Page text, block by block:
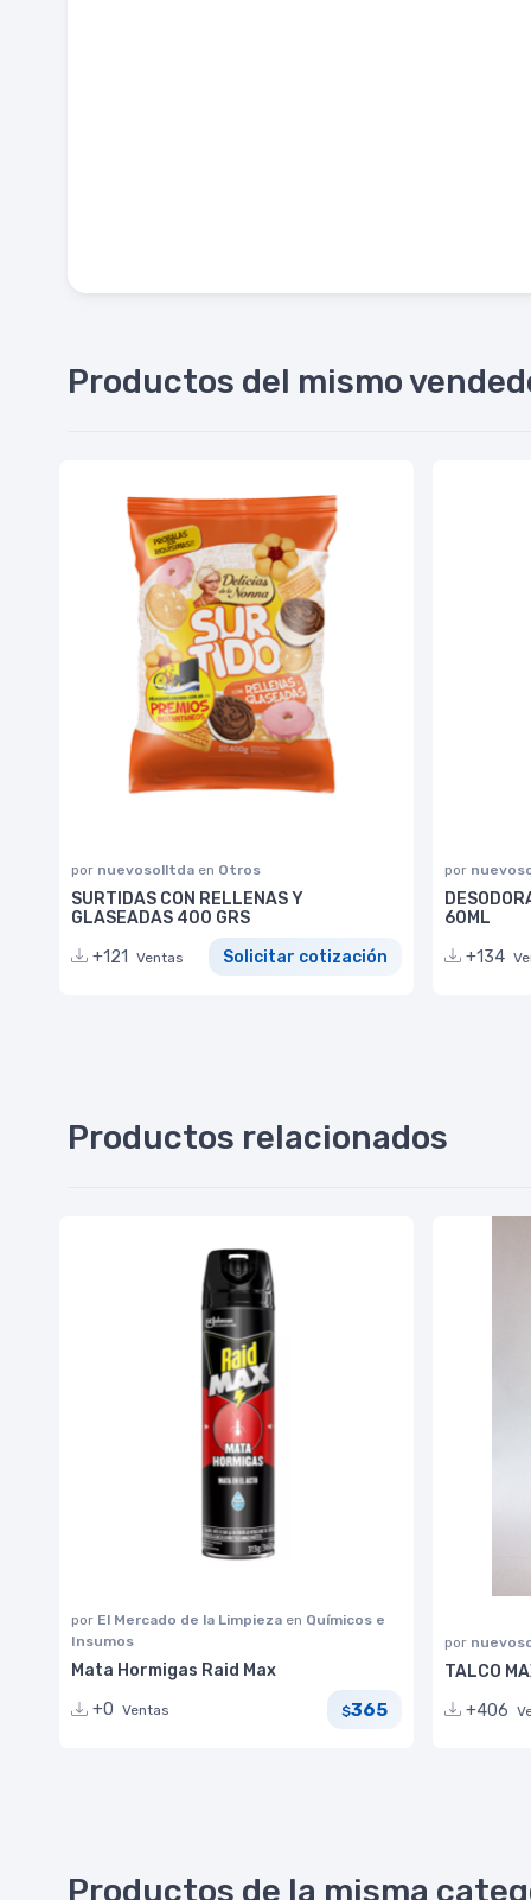
Productos del mismo
por nuevosolltda en Otros
SURTIDAS CON RELLENAS Y
GLASEADAS 400 GRS
+121
Ventas Solicitar cotización
por
60ML
+134
Productos relacionados
por El Mercado de la Limpieza en Químicos e
Insumos
Mata Hormigas Raid Max
+0 Ventas $365
por
TALCO
+406
Productos de la misma